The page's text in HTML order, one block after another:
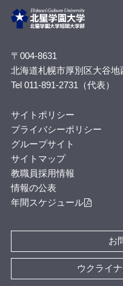
〒004-8631
北海道札幌市厚別区大谷地
Tel 011-891-2731（代表）
サイトポリシー
プライバシーポリシー
グループサイト
サイトマップ
教職員採用情報
情報の公表
年間スケジュール
お
ウクライ